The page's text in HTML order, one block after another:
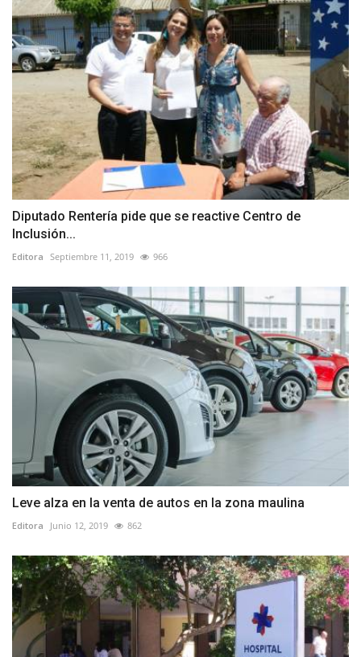
Diputado Rentería pide que se reactive Centro de
Inclusión...
Editora Septiembre 11, 2019 966
Leve alza en la venta de autos en la zona maulina
Editora Junio 12, 2019 862